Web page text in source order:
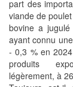
part des
viande de
bovine a
ayant connu
- 0,3 % en
produits
légèrement, à